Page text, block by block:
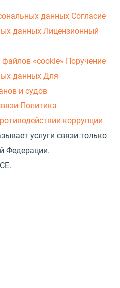
данных Согласие
данных Лицензионный
«cookie» Поручение
данных Для
и судов
Политика
коррупции
услуги связи только
Федерации.